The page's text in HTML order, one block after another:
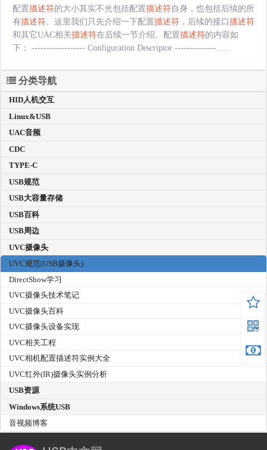
配置描述符的大小其实不光包括配置描述符自身，也包括后续的所
有描述符。这里我们只先介绍一下配置描述符 ，后续的接口 描述符
和其它UAC相关描述符在后续一节介绍。配置描述符的内容如
下： ------------------ Configuration Descriptor --------------......
分类导航
HID人机交互
Linux&USB
UAC音频
CDC
TYPE-C
USB规范
USB大容量存储
USB百科
USB周边
UVC摄像头
UVC规范(USB摄像头)
DirectShow学习
UVC摄像头技术笔记
UVC摄像头百科
UVC摄像头设备实现
UVC相关工程
UVC相机配置描述符实例大全
UVC红外(IR)摄像头实例分析
USB资源
Windows系统USB
音视频博客